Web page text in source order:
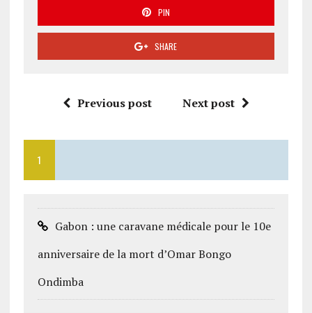
PIN
SHARE
Previous post Next post
1
Gabon : une caravane médicale pour le 10e
anniversaire de la mort d’Omar Bongo
Ondimba